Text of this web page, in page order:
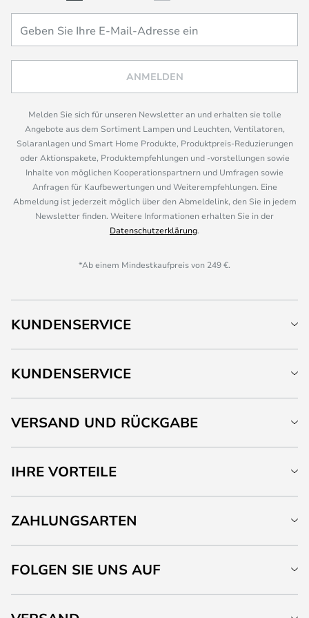
ANMELDEN
Melden Sie sich für unseren Newsletter an und erhalten sie tolle
Angebote aus dem Sortiment Lampen und Leuchten, Ventilatoren,
Solaranlagen und Smart Home Produkte, Produktpreis-Reduzierungen
oder Aktionspakete, Produktempfehlungen und -vorstellungen sowie
Inhalte von möglichen Kooperationspartnern und Umfragen sowie
Anfragen für Kaufbewertungen und Weiterempfehlungen. Eine
Abmeldung ist jederzeit möglich über den Abmeldelink, den Sie in jedem
Newsletter finden. Weitere Informationen erhalten Sie in der
Datenschutzerklärung.
*Ab einem Mindestkaufpreis von 249 €.
KUNDENSERVICE
KUNDENSERVICE
VERSAND UND RÜCKGABE
IHRE VORTEILE
ZAHLUNGSARTEN
FOLGEN SIE UNS AUF